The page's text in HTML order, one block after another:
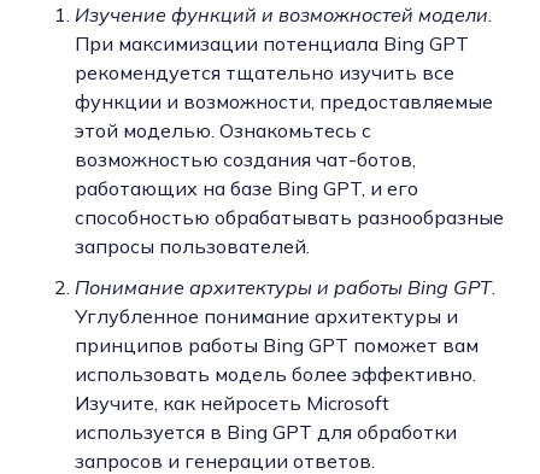
Изучение функций и возможностей модели
При максимизации потенциала Bing GPT
рекомендуется тщательно изучить все
функции и возможности, предоставляемые
этой моделью. Ознакомьтесь с
возможностью создания чат-ботов,
работающих на базе Bing GPT, и его
способностью обрабатывать разнообразные
запросы пользователей.
Понимание архитектуры и работы Bing GPT.
Углубленное понимание архитектуры и
принципов работы Bing GPT поможет вам
использовать модель более эффективно.
Изучите, как нейросеть Microsoft
используется в Bing GPT для обработки
запросов и генерации ответов.